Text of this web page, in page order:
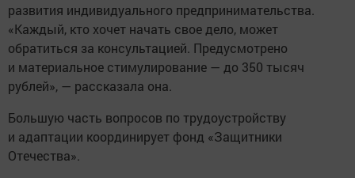
развития индивидуального предпринимательства.
«Каждый, кто хочет начать свое дело, может
обратиться за консультацией. Предусмотрено
и материальное стимулирование — до 350 тысяч
рублей», — рассказала она.
Большую часть вопросов по трудоустройству
и адаптации координирует фонд «Защитники
Отечества».